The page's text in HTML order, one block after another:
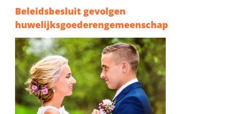
Beleidsbesluit gevolgen
huwelijksgoederengemeenschap